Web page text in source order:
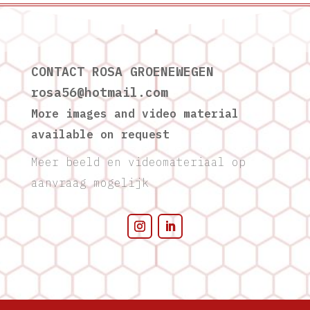
CONTACT ROSA GROENEWEGEN
moc.liamtoh
@65asor
More images and video material
available on request
Meer beeld en videomateriaal op
aanvraag mogelijk